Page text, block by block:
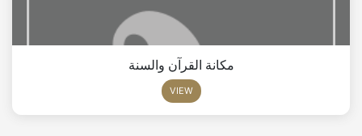
مكانة القرآن والسنة
VIEW